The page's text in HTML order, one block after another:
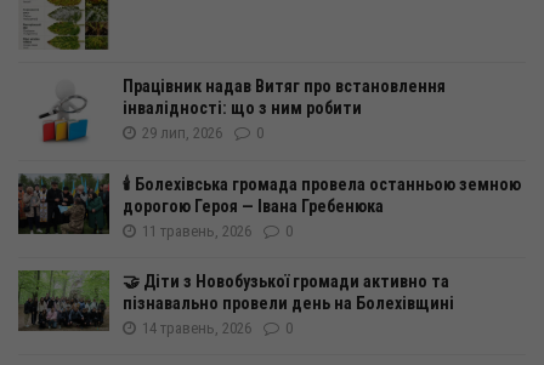
Працівник надав Витяг про встановлення
інвалідності: що з ним робити
29 лип, 2026 0
🕯️ Болехівська громада провела останньою земною
дорогою Героя — Івана Гребенюка
11 травень, 2026 0
🤝 Діти з Новобузької громади активно та
пізнавально провели день на Болехівщині
14 травень, 2026 0